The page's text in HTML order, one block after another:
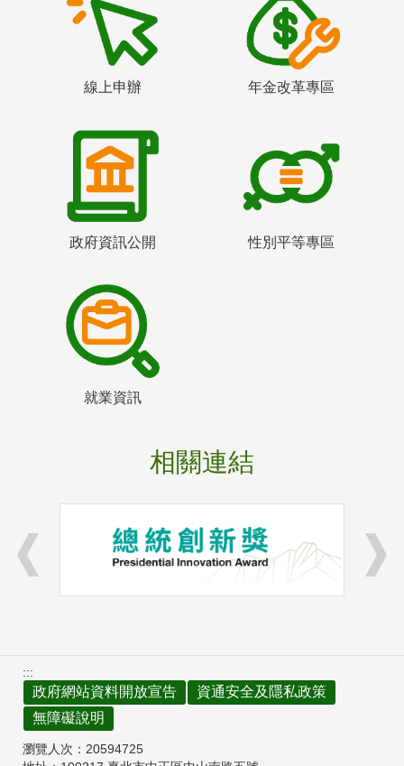
線上申辦 年金改革專區
政府資訊公開 性別平等專區
就業資訊
相關連結
:::
政府網站資料開放宣告
資通安全及隱私政策
無障礙說明
瀏覽人次： 20594725